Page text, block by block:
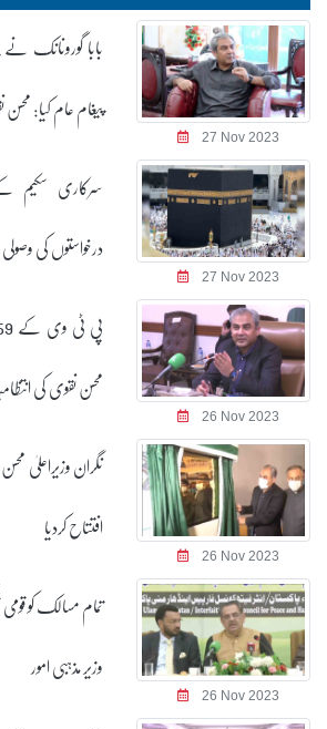
27 Nov 2023
بابا گورونانک
پیغام عام کیا:
27 Nov 2023
درخواستوں کی
26 Nov 2023
محسن نقوی کی
26 Nov 2023
نگران وزیراعلیٰ
افتتاح کردیا
26 Nov 2023
تمام مسالک کو قومی
وزیر مذہبی امور